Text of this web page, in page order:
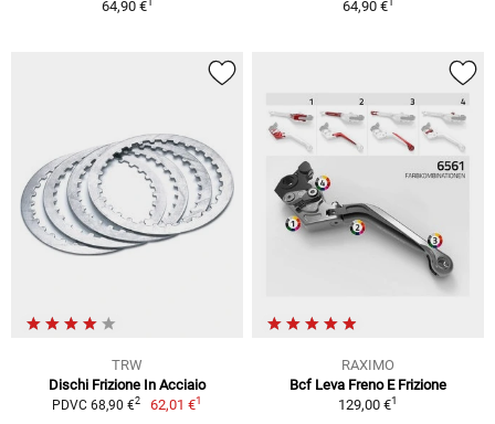
64,90 €
64,90 €
TRW
Dischi Frizione In Acciaio
PDVC 68,90 €2 62,01 €1
RAXIMO
Bcf Leva Freno E Frizione
129,00 €1